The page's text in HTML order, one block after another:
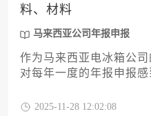
料、材料
马来西亚公司年报申报
作为马来西亚电冰箱公
对每年一度的年报申报
务，更是维护公司良好
2025-11-28 12:02:08